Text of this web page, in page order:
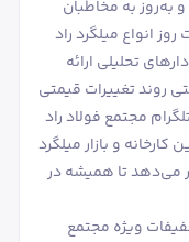
به‌روز به مخاطبان
انواع میلگرد راد
تحلیلی ارائه
روند تغییرات قیمتی
مجتمع فولاد راد
و بازار میلگرد
می‌دهد تا همیشه در
ویژه مجتمع